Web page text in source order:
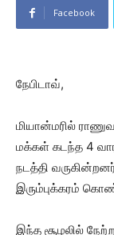
Facebook
நேபிடாவ்,
மியான்மரில் ராணுவ
மக்கள் கடந்த 4
நடத்தி
இரும்புக்கரம்
இந்த சூழலில்